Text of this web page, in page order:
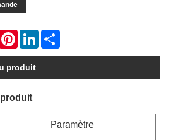
PinterestLinkedIn
produit
Paramètre